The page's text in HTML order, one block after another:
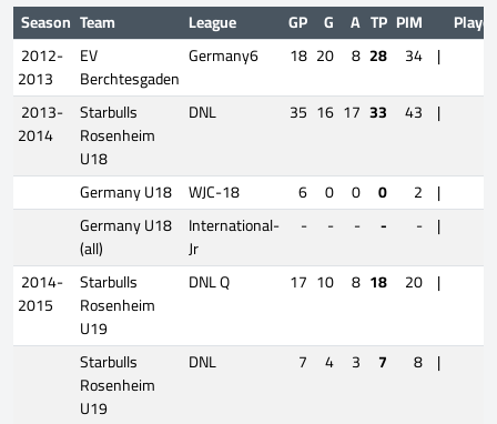
Season Team League GP G A TP PIM
2012-
2013
EV
Berchtesgaden
Germany6 18 20 8 28 34 |
2013-
2014
Starbulls
Rosenheim
U18
DNL 35 16 17 33 43 |
Germany U18 WJC-18 6 0 0 0 2 |
Germany U18
(all)
International-
Jr
- - - - - |
2014-
2015
Starbulls
Rosenheim
U19
DNL Q 17 10 8 18 20 |
Starbulls
Rosenheim
U19
DNL 7 4 3 7 8 |